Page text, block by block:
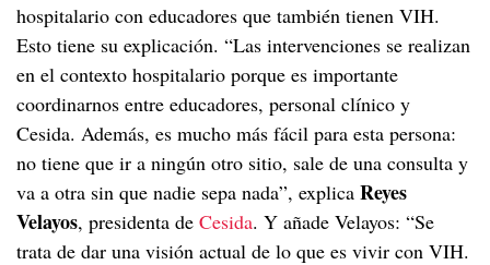
hospitalario con educadores que también tienen VIH.
Esto tiene su explicación. “Las intervenciones se realizan
en el contexto hospitalario porque es importante
coordinarnos entre educadores, personal clínico y
Cesida. Además, es mucho más fácil para esta persona:
no tiene que ir a ningún otro sitio, sale de una consulta y
va a otra sin que nadie sepa nada”, explica Reyes
Velayos, presidenta de Cesida. Y añade Velayos: “Se
trata de dar una visión actual de lo que es vivir con VIH.